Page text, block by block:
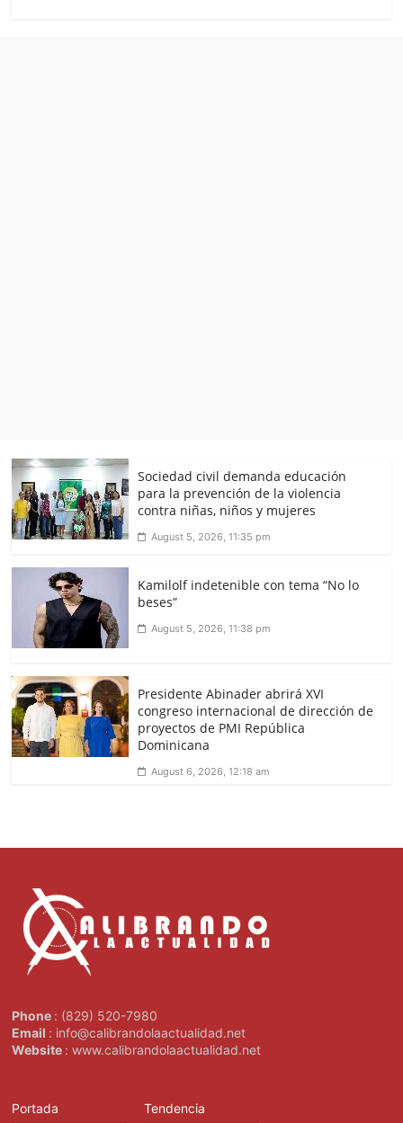
Sociedad civil demanda educación
para la prevención de la violencia
contra niñas, niños y mujeres
August 5, 2026, 11:35 pm
Kamilolf indetenible con tema “No lo
beses”
August 5, 2026, 11:38 pm
Presidente Abinader abrirá XVI
congreso internacional de dirección de
proyectos de PMI República
Dominicana
August 6, 2026, 12:18 am
Phone : (829) 520-7980
Email : info@calibrandolaactualidad.net
Website : www.calibrandolaactualidad.net
Portada Tendencia